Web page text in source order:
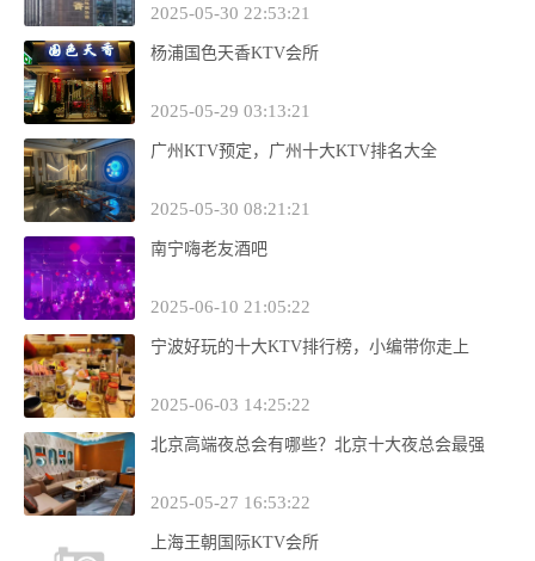
2025-05-30 22:53:21
杨浦国色天香KTV会所
2025-05-29 03:13:21
广州KTV预定，广州十大KTV排名大全
2025-05-30 08:21:21
南宁嗨老友酒吧
2025-06-10 21:05:22
宁波好玩的十大KTV排行榜，小编带你走上
2025-06-03 14:25:22
北京高端夜总会有哪些？北京十大夜总会最强
2025-05-27 16:53:22
上海王朝国际KTV会所